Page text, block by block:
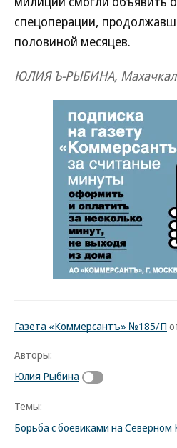
спецоперации,
половиной месяцев.
ЮЛИЯ Ъ-РЫБИНА,
Газета «Коммерсантъ» №185/П
Авторы:
Юлия Рыбина
Темы:
Борьба с боевиками на Северном